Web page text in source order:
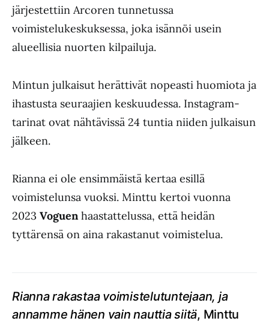
järjestettiin Arcoren tunnetussa
voimistelukeskuksessa, joka isännöi usein
alueellisia nuorten kilpailuja.
Mintun julkaisut herättivät nopeasti huomiota ja
ihastusta seuraajien keskuudessa. Instagram-
tarinat ovat nähtävissä 24 tuntia niiden julkaisun
jälkeen.
Rianna ei ole ensimmäistä kertaa esillä
voimistelunsa vuoksi. Minttu kertoi vuonna
2023 Voguenhaastattelussa, että heidän
tyttärensä on aina rakastanut voimistelua.
Rianna rakastaa voimistelutuntejaan, ja
annamme hänen vain nauttia siitä, Minttu